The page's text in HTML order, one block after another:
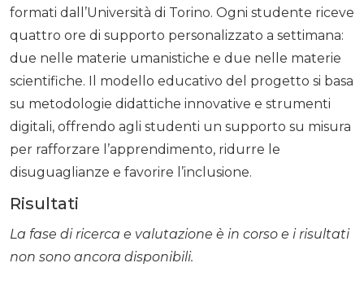
formati dall’Università di Torino. Ogni studente riceve
quattro ore di supporto personalizzato a settimana:
due nelle materie umanistiche e due nelle materie
scientifiche. Il modello educativo del progetto si basa
su metodologie didattiche innovative e strumenti
digitali, offrendo agli studenti un supporto su misura
per rafforzare l’apprendimento, ridurre le
disuguaglianze e favorire l’inclusione.
Risultati
La fase di ricerca e valutazione è in corso e i risultati
non sono ancora disponibili.